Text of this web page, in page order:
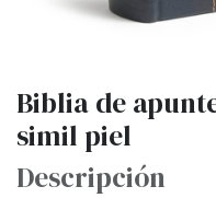
Biblia de
simil piel
Descripción